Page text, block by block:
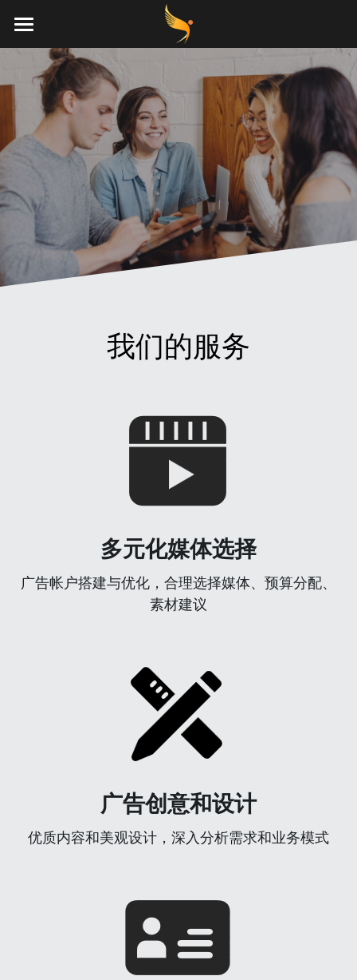
首页
我们的服务
关于我们
联系我们
POWERED BY
我们的服务
多元化媒体选择
广告帐户搭建与优化，合理选择媒体、预算分配、
素材建议
广告创意和设计
优质内容和美观设计，深入分析需求和业务模式